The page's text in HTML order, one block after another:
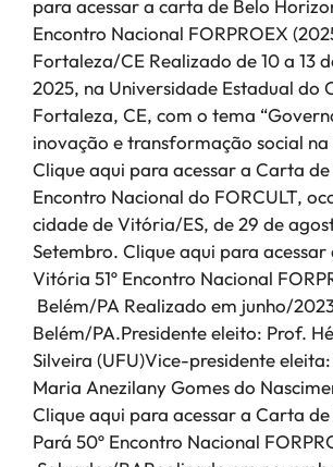
para acessar a carta de Belo
Encontro Nacional FORPROEX
Fortaleza/CE Realizado de 10 a 13
2025, na Universidade Estadual do
Fortaleza, CE, com o tema
inovação e transformação social na
Clique aqui para acessar a Carta
Encontro Nacional do FORCULT,
cidade de Vitória/ES, de 29 de
Setembro. Clique aqui para
Vitória 51º Encontro Nacional
Belém/PA Realizado em junho/
Belém/PA.Presidente eleito: Prof.
Silveira (UFU)Vice-presidente eleita:
Maria Anezilany Gomes do
Clique aqui para acessar a Carta
Pará 50º Encontro Nacional